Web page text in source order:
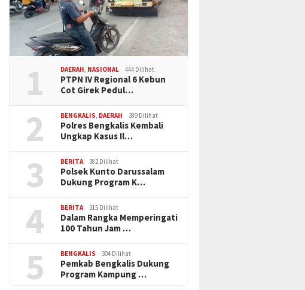
1 DAERAH, NASIONAL 444 Dilihat
PTPN IV Regional 6 Kebun
Cot Girek Pedul…
2 BENGKALIS, DAERAH 389 Dilihat
Polres Bengkalis Kembali
Ungkap Kasus Il…
3 BERITA 382 Dilihat
Polsek Kunto Darussalam
Dukung Program K…
4 BERITA 315 Dilihat
Dalam Rangka Memperingati
100 Tahun Jam …
5 BENGKALIS 304 Dilihat
Pemkab Bengkalis Dukung
Program Kampung …